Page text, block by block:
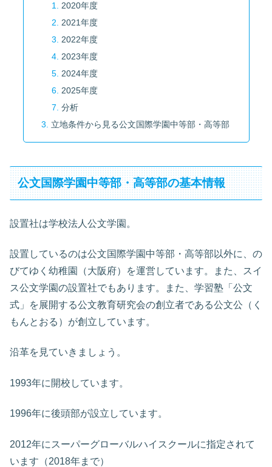
2020年度
2021年度
2022年度
2023年度
2024年度
2025年度
分析
立地条件から見る公文国際学園中等部・高等部
公文国際学園中等部・高等部の基本情報
設置社は学校法人公文学園。
設置しているのは公文国際学園中等部・高等部以外に、の
びてゆく幼稚園（大阪府）を運営しています。また、スイ
ス公文学園の設置社でもあります。また、学習塾「公文
式」を展開する公文教育研究会の創立者である公文公（く
もんとおる）が創立しています。
沿革を見ていきましょう。
1993年に開校しています。
1996年に後頭部が設立しています。
2012年にスーパーグローバルハイスクールに指定されて
います（2018年まで）